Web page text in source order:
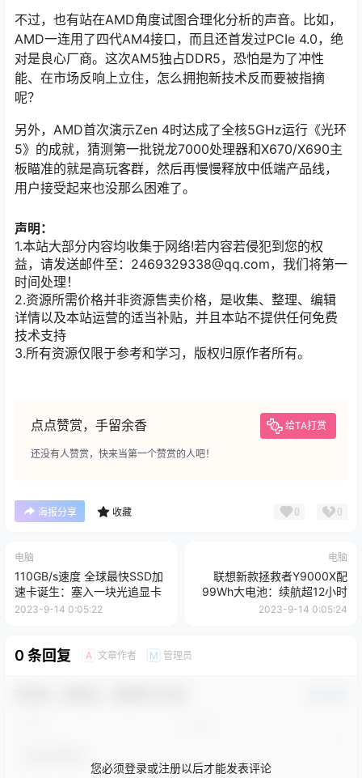
不过，也有站在AMD角度试图合理化分析的声音。比如，
AMD一连用了四代AM4接口，而且还首发过PCIe 4.0，绝
对是良心厂商。这次AM5独占DDR5，恐怕是为了冲性
能、在市场反响上立住，怎么拥抱新技术反而要被指摘
呢？
另外，AMD首次演示Zen 4时达成了全核5GHz运行《光环
5》的成就，猜测第一批锐龙7000处理器和X670/X690主
板瞄准的就是高玩客群，然后再慢慢释放中低端产品线，
用户接受起来也没那么困难了。
声明：
1.本站大部分内容均收集于网络!若内容若侵犯到您的权
益，请发送邮件至：2469329338@qq.com，我们将第一
时间处理！
2.资源所需价格并非资源售卖价格，是收集、整理、编辑
详情以及本站运营的适当补贴，并且本站不提供任何免费
技术支持
3.所有资源仅限于参考和学习，版权归原作者所有。
点点赞赏，手留余香 给TA打赏
还没有人赞赏，快来当第一个赞赏的人吧！
海报分享 收藏 0 0
电脑
110GB/s速度 全球最快SSD加
速卡诞生：塞入一块光追显卡
2023-9-14 0:05:22
电脑
联想新款拯救者Y9000X配
99Wh大电池：续航超12小时
2023-9-14 0:05:24
0 条回复 A 文章作者 M 管理员
您必须登录或注册以后才能发表评论